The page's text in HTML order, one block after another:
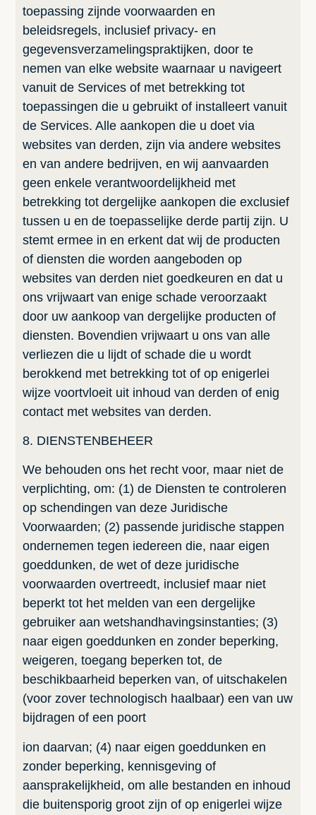
toepassing zijnde voorwaarden en
beleidsregels, inclusief privacy- en
gegevensverzamelingspraktijken, door te
nemen van elke website waarnaar u navigeert
vanuit de Services of met betrekking tot
toepassingen die u gebruikt of installeert vanuit
de Services. Alle aankopen die u doet via
websites van derden, zijn via andere websites
en van andere bedrijven, en wij aanvaarden
geen enkele verantwoordelijkheid met
betrekking tot dergelijke aankopen die exclusief
tussen u en de toepasselijke derde partij zijn. U
stemt ermee in en erkent dat wij de producten
of diensten die worden aangeboden op
websites van derden niet goedkeuren en dat u
ons vrijwaart van enige schade veroorzaakt
door uw aankoop van dergelijke producten of
diensten. Bovendien vrijwaart u ons van alle
verliezen die u lijdt of schade die u wordt
berokkend met betrekking tot of op enigerlei
wijze voortvloeit uit inhoud van derden of enig
contact met websites van derden.
8. DIENSTENBEHEER
We behouden ons het recht voor, maar niet de
verplichting, om: (1) de Diensten te controleren
op schendingen van deze Juridische
Voorwaarden; (2) passende juridische stappen
ondernemen tegen iedereen die, naar eigen
goeddunken, de wet of deze juridische
voorwaarden overtreedt, inclusief maar niet
beperkt tot het melden van een dergelijke
gebruiker aan wetshandhavingsinstanties; (3)
naar eigen goeddunken en zonder beperking,
weigeren, toegang beperken tot, de
beschikbaarheid beperken van, of uitschakelen
(voor zover technologisch haalbaar) een van uw
bijdragen of een poort
ion daarvan; (4) naar eigen goeddunken en
zonder beperking, kennisgeving of
aansprakelijkheid, om alle bestanden en inhoud
die buitensporig groot zijn of op enigerlei wijze